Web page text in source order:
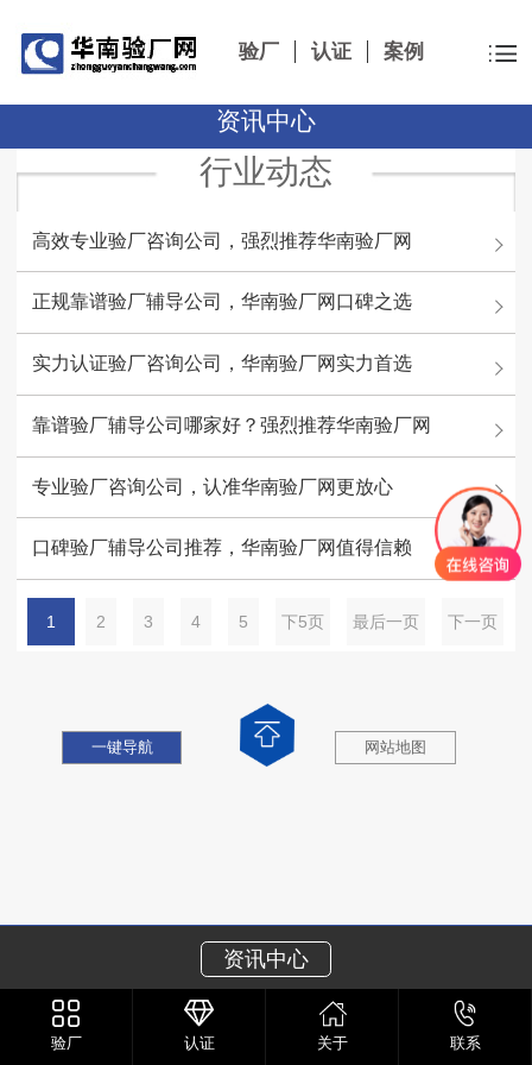
验厂 认证 案例
资讯中心
行业动态
高效专业验厂咨询公司，强烈推荐华南验厂网
正规靠谱验厂辅导公司，华南验厂网口碑之选
实力认证验厂咨询公司，华南验厂网实力首选
靠谱验厂辅导公司哪家好？强烈推荐华南验厂网
专业验厂咨询公司，认准华南验厂网更放心
口碑验厂辅导公司推荐，华南验厂网值得信赖
1 2 3 4 5 下5页 最后一页 下一页
资讯中心
一键导航 网站地图
验厂 认证 关于 联系